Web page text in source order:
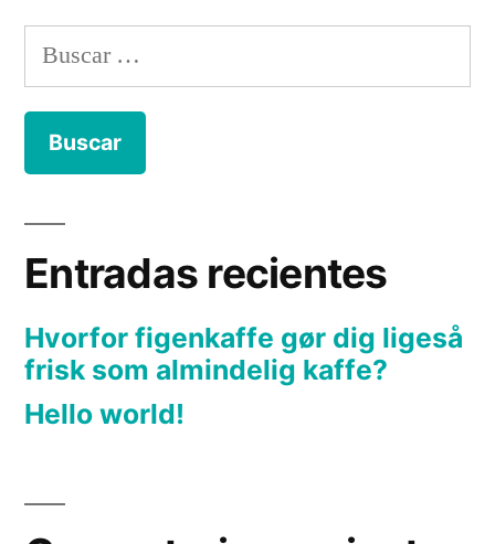
Buscar
por:
Entradas recientes
Hvorfor figenkaffe gør dig ligeså
frisk som almindelig kaffe?
Hello world!